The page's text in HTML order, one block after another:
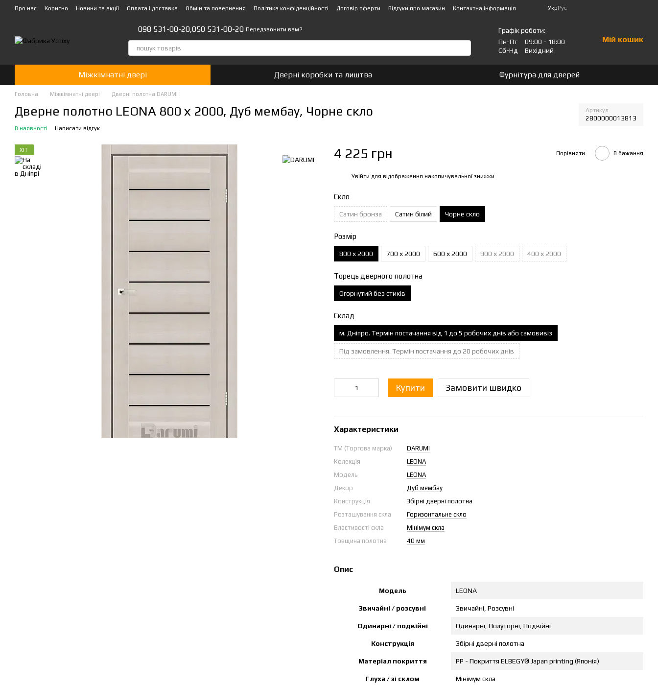
Перейти до основного контенту
Про нас Корисно Новини та акції Оплата і доставка Обмін та повернення Політика конфіденційності Договір оферти Відгуки про магазин
Контактна інформація
УкрРус
098 531-00-20,050 531-00-20 Передзвонити вам?
Графік роботи:
Пн-Пт
09:00 - 18:00
Сб-Нд
Вихідний
Мій кошик
Міжкімнатні двері Дверні коробки та лиштва Фурнітура для дверей
Головна Міжкімнатні двері Дверні полотна DARUMI
Дверне полотно LEONA 800 х 2000, Дуб мембау, Чорне скло Артикул
2800000013813
В наявності Написати відгук
ХІТ 4 225 грн Порівняти В бажання
Увійти для відображення накопичувальної знижки
Скло
Сатин бронза Сатин білий Чорне скло
Розмір
800 х 2000 700 х 2000 600 х 2000 900 х 2000 400 х 2000
Торець дверного полотна
Огорнутий без стиків
Склад
м. Дніпро. Термін постачання від 1 до 5 робочих днів або самовивіз
Під замовлення. Термін постачання до 20 робочих днів
Купити Замовити швидко
Характеристики
ТМ (Торгова марка)
DARUMI
Колекція
LEONA
Модель
LEONA
Декор
Дуб мембау
Конструкція
Збірні дверні полотна
Розташування скла
Горизонтальне скло
Властивості скла
Мінімум скла
Товщина полотна
40 мм
Опис
Модель LEONA
Звичайні / розсувні Звичайні, Розсувні
Одинарні / подвійні Одинарні, Полуторні, Подвійні
Конструкція Збірні дверні полотна
Матеріал покриття PP - Покриття ELBEGY® Japan printing (Японія)
Глуха / зі склом Мінімум скла